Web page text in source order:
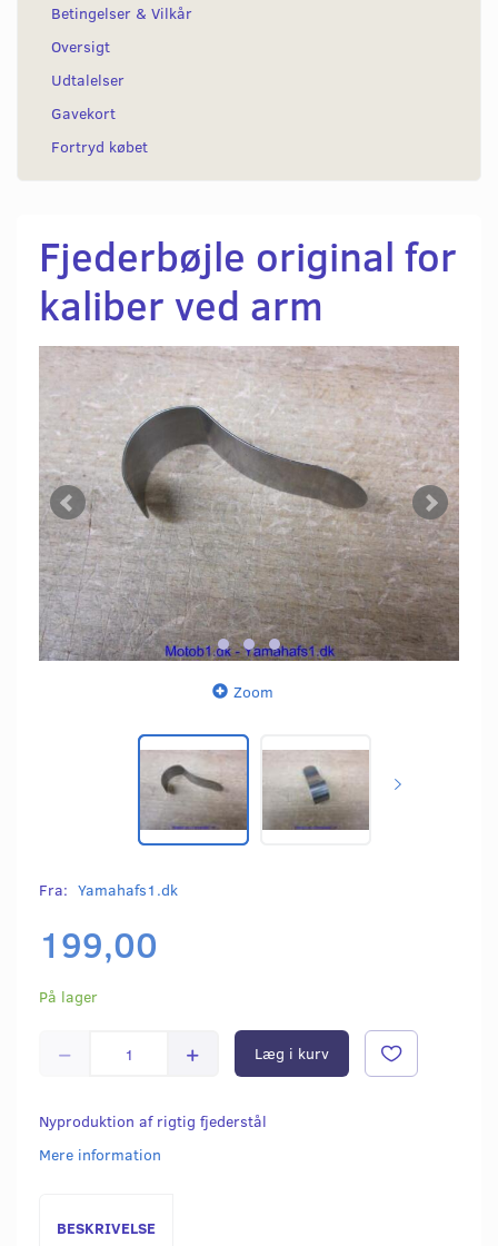
Betingelser & Vilkår
Oversigt
Udtalelser
Gavekort
Fortryd købet
Fjederbøjle original for
kaliber ved arm
Zoom
Fra: Yamahafs1.dk
199,00
På lager
Læg i kurv
Nyproduktion af rigtig fjederstål
Mere information
BESKRIVELSE